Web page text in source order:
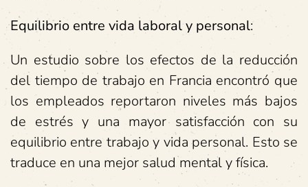
Equilibrio entre vida laboral y personal:
Un estudio sobre los efectos de la reducción
del tiempo de trabajo en Francia encontró que
los empleados reportaron niveles más bajos
de estrés y una mayor satisfacción con su
equilibrio entre trabajo y vida personal. Esto se
traduce en una mejor salud mental y física.